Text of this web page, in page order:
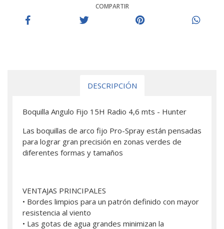
COMPARTIR
DESCRIPCIÓN
Boquilla Angulo Fijo 15H Radio 4,6 mts - Hunter
Las boquillas de arco fijo Pro-Spray están pensadas
para lograr gran precisión en zonas verdes de
diferentes formas y tamaños
VENTAJAS PRINCIPALES
• Bordes limpios para un patrón definido con mayor
resistencia al viento
• Las gotas de agua grandes minimizan la